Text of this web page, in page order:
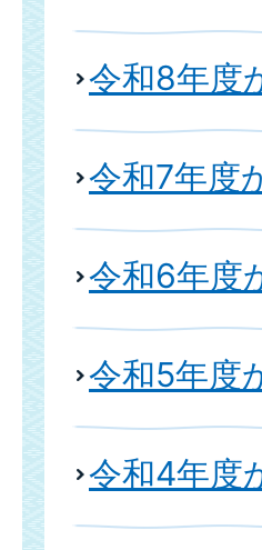
令和8年度
令和7年度
令和6年度
令和5年度
令和4年度